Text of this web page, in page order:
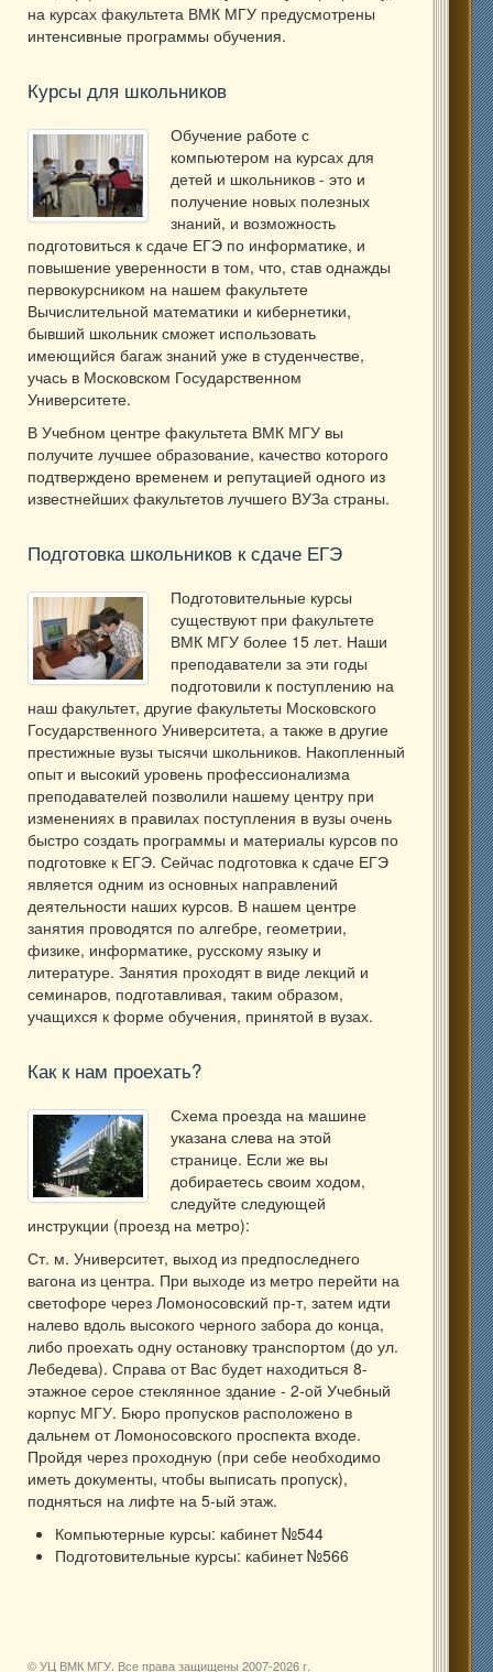
на курсах факультета ВМК МГУ предусмотрены
интенсивные программы обучения.
Курсы для школьников
Обучение работе с
компьютером на курсах для
детей и школьников - это и
получение новых полезных
знаний, и возможность
подготовиться к сдаче ЕГЭ по информатике, и
повышение уверенности в том, что, став однажды
первокурсником на нашем факультете
Вычислительной математики и кибернетики,
бывший школьник сможет использовать
имеющийся багаж знаний уже в студенчестве,
учась в Московском Государственном
Университете.
В Учебном центре факультета ВМК МГУ вы
получите лучшее образование, качество которого
подтверждено временем и репутацией одного из
известнейших факультетов лучшего ВУЗа страны.
Подготовка школьников к сдаче ЕГЭ
Подготовительные курсы
существуют при факультете
ВМК МГУ более 15 лет. Наши
преподаватели за эти годы
подготовили к поступлению на
наш факультет, другие факультеты Московского
Государственного Университета, а также в другие
престижные вузы тысячи школьников. Накопленный
опыт и высокий уровень профессионализма
преподавателей позволили нашему центру при
изменениях в правилах поступления в вузы очень
быстро создать программы и материалы курсов по
подготовке к ЕГЭ. Сейчас подготовка к сдаче ЕГЭ
является одним из основных направлений
деятельности наших курсов. В нашем центре
занятия проводятся по алгебре, геометрии,
физике, информатике, русскому языку и
литературе. Занятия проходят в виде лекций и
семинаров, подготавливая, таким образом,
учащихся к форме обучения, принятой в вузах.
Как к нам проехать?
Схема проезда на машине
указана слева на этой
странице. Если же вы
добираетесь своим ходом,
следуйте следующей
инструкции (проезд на метро):
Ст. м. Университет, выход из предпоследнего
вагона из центра. При выходе из метро перейти на
светофоре через Ломоносовский пр-т, затем идти
налево вдоль высокого черного забора до конца,
либо проехать одну остановку транспортом (до ул.
Лебедева). Справа от Вас будет находиться 8-
этажное серое стеклянное здание - 2-ой Учебный
корпус МГУ. Бюро пропусков расположено в
дальнем от Ломоносовского проспекта входе.
Пройдя через проходную (при себе необходимо
иметь документы, чтобы выписать пропуск),
подняться на лифте на 5-ый этаж.
Компьютерные курсы: кабинет №544
Подготовительные курсы: кабинет №566
© УЦ ВМК МГУ. Все права защищены 2007-2026 г.